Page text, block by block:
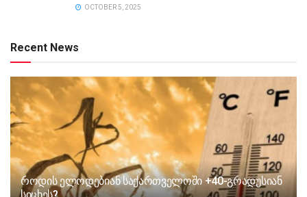
OCTOBER 5, 2025
Recent News
როდის ელოდებიან საქართველოში +40-გრადუსიან
სიცხეს?